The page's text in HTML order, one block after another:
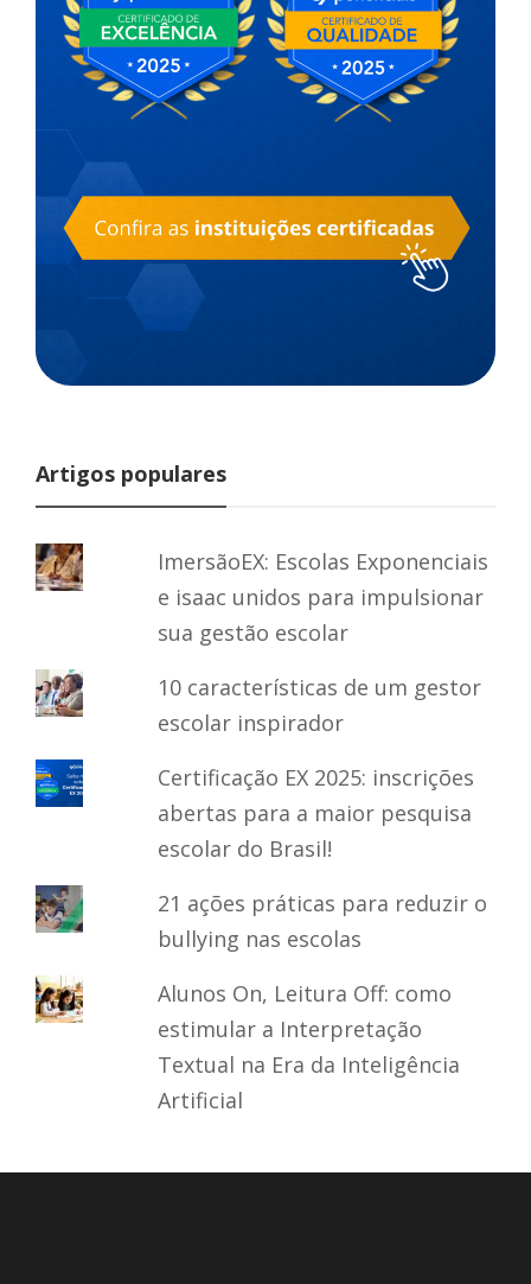
Artigos populares
ImersãoEX: Escolas Exponenciais
e isaac unidos para impulsionar
sua gestão escolar
10 características de um gestor
escolar inspirador
Certificação EX 2025: inscrições
abertas para a maior pesquisa
escolar do Brasil!
21 ações práticas para reduzir o
bullying nas escolas
Alunos On, Leitura Off: como
estimular a Interpretação
Textual na Era da Inteligência
Artificial